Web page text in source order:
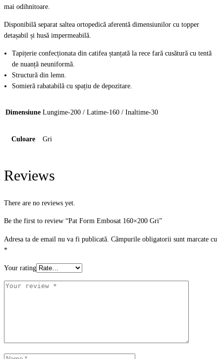
mai odihnitoare.
Disponibilă separat saltea ortopedică aferentă dimensiunilor cu topper
detașabil și husă impermeabilă.
Tapițerie confecționata din catifea ștanțată la rece fară cusătură cu tentă
de nuanță neuniformă.
Structură din lemn.
Somieră rabatabilă cu spațiu de depozitare.
Dimensiune Lungime-200 / Latime-160 / Inaltime-30
Culoare Gri
Reviews
There are no reviews yet.
Be the first to review “Pat Form Embosat 160×200 Gri”
Adresa ta de email nu va fi publicată. Câmpurile obligatorii sunt marcate cu
*
Your rating